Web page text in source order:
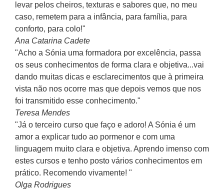
levar pelos cheiros, texturas e sabores que, no meu
caso, remetem para a infância, para família, para
conforto, para colo!"
Ana Catarina Cadete
"Acho a Sónia uma formadora por excelência, passa
os seus conhecimentos de forma clara e objetiva...vai
dando muitas dicas e esclarecimentos que à primeira
vista não nos ocorre mas que depois vemos que nos
foi transmitido esse conhecimento."
Teresa Mendes
"Já o terceiro curso que faço e adoro! A Sónia é um
amor a explicar tudo ao pormenor e com uma
linguagem muito clara e objetiva. Aprendo imenso com
estes cursos e tenho posto vários conhecimentos em
prático. Recomendo vivamente! "
Olga Rodrigues